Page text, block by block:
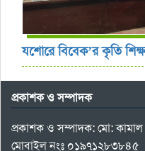
যশোরে বিবেক’র কৃতি
প্রকাশক ও সম্পাদক
প্রকাশক ও সম্পাদক: মো:
মোবাইল নংঃ ০১৯৭১২৮৩৮৪৫